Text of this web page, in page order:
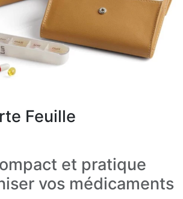
Feuille
et pratique
vos médicaments